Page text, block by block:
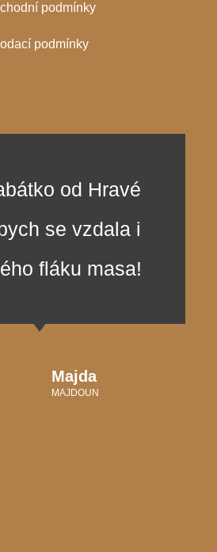
podmínky
podmínky
od Hravé
se vzdala i
fláku masa!
Majda
MAJDOUN